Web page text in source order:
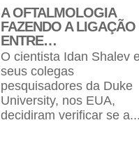
A OFTALMOLOGIA
FAZENDO A LIGAÇÃO
ENTRE…
O cientista Idan Shalev
seus colegas
pesquisadores da Duke
University, nos EUA,
decidiram verificar se